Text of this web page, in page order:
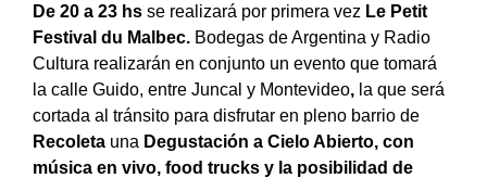
De 20 a 23 hs se realizará por primera vez Le Petit
Festival du Malbec. Bodegas de Argentina y Radio
Cultura realizarán en conjunto un evento que tomará
la calle Guido, entre Juncal y Montevideo, la que será
cortada al tránsito para disfrutar en pleno barrio de
Recoleta una Degustación a Cielo Abierto, con
música en vivo, food trucks y la posibilidad de